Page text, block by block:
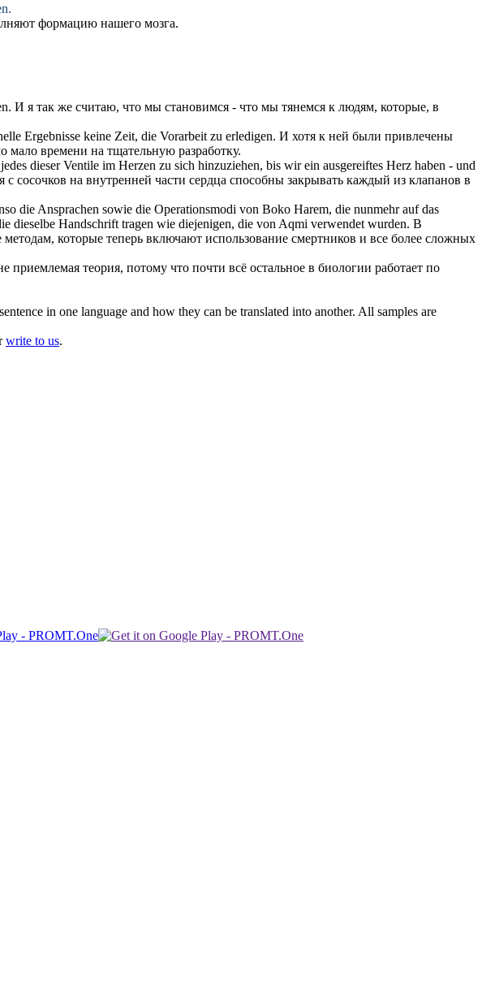
формацию нашего мозга.
И я так же считаю, что мы становимся - что мы тянемся к людям, которые, в
Ergebnisse keine Zeit, die Vorarbeit zu erledigen. И хотя к ней были привлечены
мало времени на тщательную разработку.
dieser Ventile im Herzen zu sich hinzuziehen, bis wir ein ausgereiftes Herz haben - und
сосочков на внутренней части сердца способны закрывать каждый из клапанов в
die Ansprachen sowie die Operationsmodi von Boko Harem, die nunmehr auf das
dieselbe Handschrift tragen wie diejenigen, die von Aqmi verwendet wurden. В
которые теперь включают использование смертников и все более сложных
приемлемая теория, потому что почти всё остальное в биологии работает по
in one language and how they can be translated into another. All samples are
write to us.